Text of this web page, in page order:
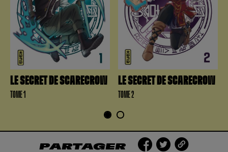
LE SECRET DE SCARECROW
TOME 1
LE SECRET DE SCARECROW
TOME 2
1 2
PARTAGER